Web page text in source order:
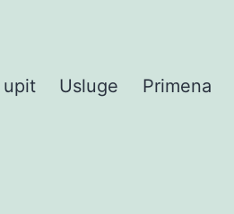
upit Usluge Primena